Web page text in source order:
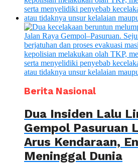
Berita Nasional
Dua Insiden Lalu
Gempol Pasuruan
Arus Kendaraan,
Meninggal Dunia